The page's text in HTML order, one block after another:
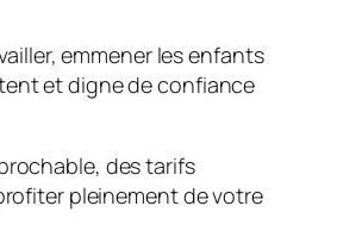
emmener les enfants
et digne de confiance
des tarifs
pleinement de votre